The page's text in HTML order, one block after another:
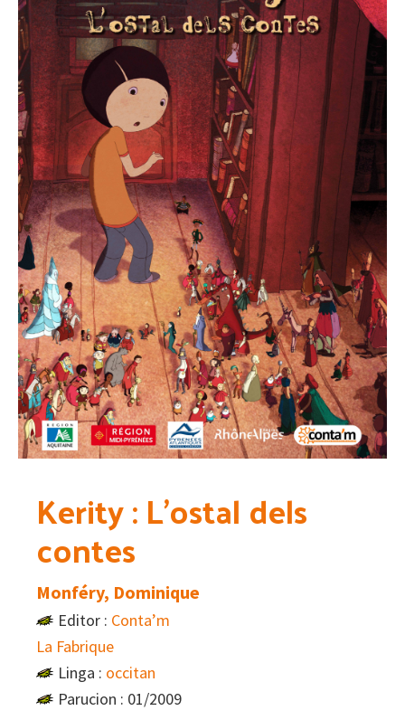
Kerity : L’ostal dels
contes
Monféry, Dominique
Editor : Conta’m
La Fabrique
Linga : occitan
Parucion : 01/2009